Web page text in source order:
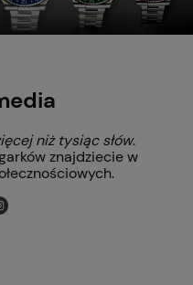
niż tysiąc słów.
znajdziecie w